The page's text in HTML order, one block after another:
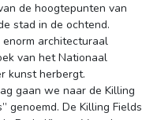
de hoogtepunten van
stad in de ochtend.
enorm architecturaal
van het Nationaal
kunst herbergt.
gaan we naar de Killing
genoemd. De Killing Fields